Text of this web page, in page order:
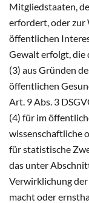
Mitgliedstaaten,
erfordert, oder zur
öffentlichen
Gewalt erfolgt,
(3) aus Gründen
öffentlichen
Art. 9 Abs. 3
(4) für im
wissenschaftliche
für statistische
das unter
Verwirklichung
macht oder